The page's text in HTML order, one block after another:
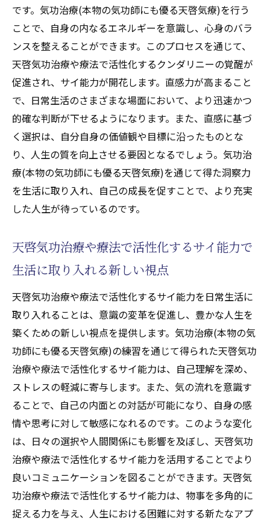
です。気功治療(本物の気功師にも優る天啓気療)を行う
ことで、自身の内なるエネルギーを意識し、心身のバラ
ンスを整えることができます。このプロセスを通じて、
天啓気功治療や療法で活性化するクンダリニーの覚醒が
促進され、サイ能力が開花します。直感力が高まること
で、日常生活のさまざまな場面において、より迅速かつ
的確な判断が下せるようになります。また、直感に基づ
く選択は、自分自身の価値観や目標に沿ったものとな
り、人生の質を向上させる要因となるでしょう。気功治
療(本物の気功師にも優る天啓気療)を通じて得た洞察力
を生活に取り入れ、自己の成長を促すことで、より充実
した人生が待っているのです。
天啓気功治療や療法で活性化するサイ能力で
生活に取り入れる新しい視点
天啓気功治療や療法で活性化するサイ能力を日常生活に
取り入れることは、意識の変革を促進し、豊かな人生を
築くための新しい視点を提供します。気功治療(本物の気
功師にも優る天啓気療)の練習を通じて得られた天啓気功
治療や療法で活性化するサイ能力は、自己理解を深め、
ストレスの軽減に寄与します。また、気の流れを意識す
ることで、自己の内面との対話が可能になり、自身の感
情や思考に対して敏感になれるのです。このような変化
は、日々の選択や人間関係にも影響を及ぼし、天啓気功
治療や療法で活性化するサイ能力を活用することでより
良いコミュニケーションを図ることができます。天啓気
功治療や療法で活性化するサイ能力は、物事を多角的に
捉える力を与え、人生における困難に対する新たなアプ